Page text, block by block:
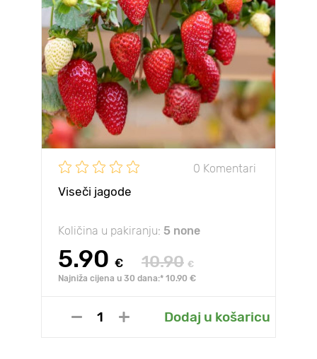
0 Komentari
Viseči jagode
Količina u pakiranju: 5 none
5.90 € 10.90 €
Najniža cijena u 30 dana:* 10.90 €
Dodaj u košaricu